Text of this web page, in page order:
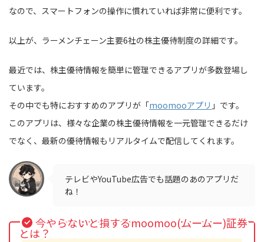
なので、スマートフォンの操作に慣れていれば非常に便利です。
以上が、ラーメンチェーン主要6社の株主優待制度の詳細です。
最近では、株主優待情報を簡単に管理できるアプリが多数登場し
ています。
その中でも特におすすめのアプリが「moomooアプリ 」です。
このアプリは、様々な企業の株主優待情報を一元管理できるだけ
でなく、最新の優待情報もリアルタイムで配信してくれます。
テレビやYouTube広告でも話題のあのアプリだ
ね！
今やらないと損するmoomoo(ムームー)証券
とは？